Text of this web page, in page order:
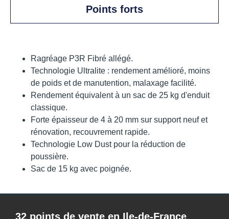
Points forts
Ragréage P3R Fibré allégé.
Technologie Ultralite : rendement amélioré, moins
de poids et de manutention, malaxage facilité.
Rendement équivalent à un sac de 25 kg d'enduit
classique.
Forte épaisseur de 4 à 20 mm sur support neuf et
rénovation, recouvrement rapide.
Technologie Low Dust pour la réduction de
poussière.
Sac de 15 kg avec poignée.
32 points de vente en Ile-de-France